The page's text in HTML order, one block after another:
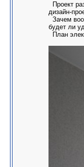
Проект
дизайн-
Зачем
будет ли
План